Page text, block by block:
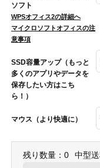
ソフト
WPSオフィス2の詳細へ
マイクロソフトオフィスの注
意事項
SSD容量アップ（もっと
多くのアプリやデータを
保存したい方はこち
ら！）
マウス（より快適に）
残り数量：0 中型